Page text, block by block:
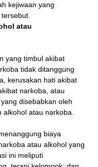
kejiwaan yang
atau
yang timbul akibat
tidak ditanggung
kerusakan hati akibat
narkoba, atau
disebabkan oleh
atau narkoba.
biaya
atau alkohol yang
ini meliputi